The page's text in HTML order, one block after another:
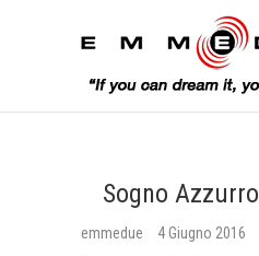
Sogno Azzurro
emmedue 4 Giugno 2016